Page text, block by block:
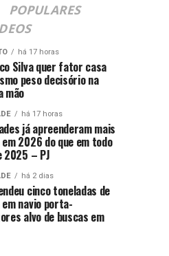
POPULARES
há 17 horas
Silva quer fator casa
peso decisório na
mão
há 17 horas
já apreenderam mais
2026 do que em todo
2025 – PJ
há 2 dias
cinco toneladas de
navio porta-
alvo de buscas em